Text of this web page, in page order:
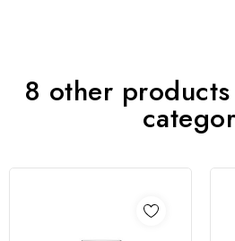
8 other